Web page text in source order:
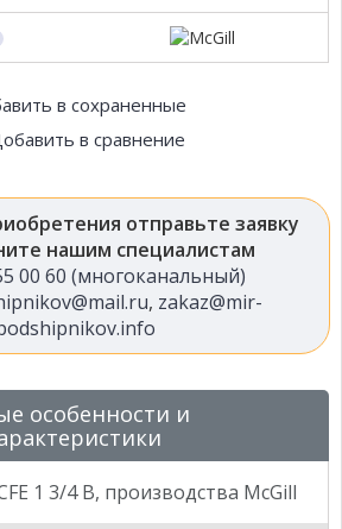
в сохраненные
в сравнение
отправьте заявку
нашим специалистам
00 60 (многоканальный)
, zakaz@mir-
особенности и
1 3/4 B, производства McGill